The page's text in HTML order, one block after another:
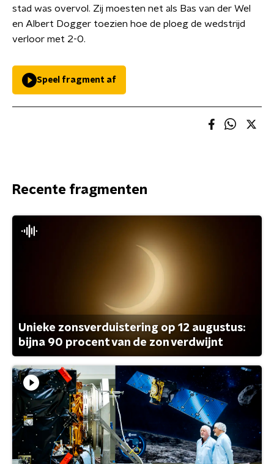
stad was overvol. Zij moesten net als Bas van der Wel
en Albert Dogger toezien hoe de ploeg de wedstrijd
verloor met 2-0.
Speel fragment af
Recente fragmenten
Unieke zonsverduistering op 12 augustus:
bijna 90 procent van de zon verdwijnt